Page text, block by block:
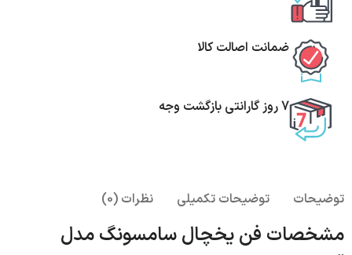
ضمانت اصالت کالا
7 روز گارانتی بازگشت وجه
توضیحات توضیحات تکمیلی نظرات (0)
مشخصات فن یخچال سامسونگ مدل